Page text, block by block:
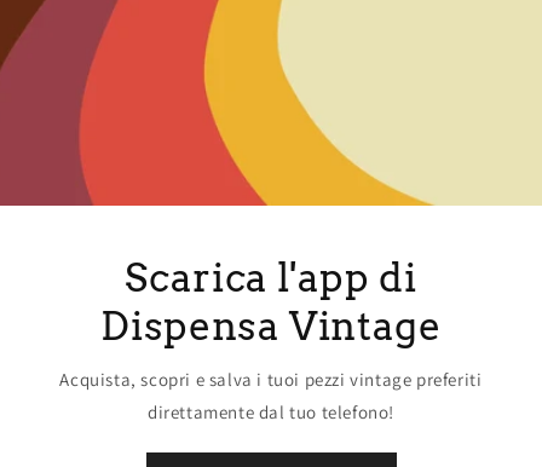
Scarica l'app di
Dispensa Vintage
Acquista, scopri e salva i tuoi pezzi vintage preferiti
direttamente dal tuo telefono!